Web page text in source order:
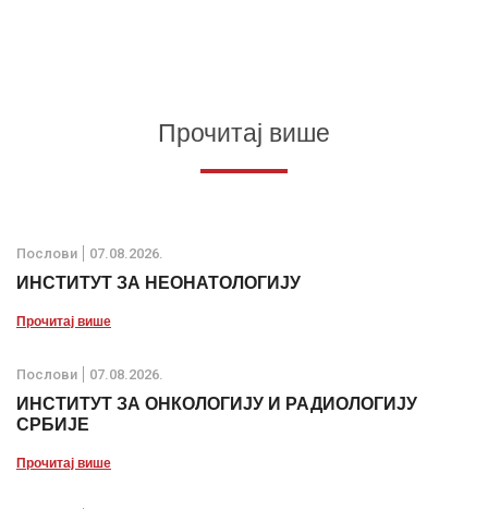
Прочитај више
Послови 07.08.2026.
ИНСТИТУТ ЗА НЕОНАТОЛОГИЈУ
Прочитај више
Послови 07.08.2026.
ИНСТИТУТ ЗА ОНКОЛОГИЈУ И РАДИОЛОГИЈУ
СРБИЈЕ
Прочитај више